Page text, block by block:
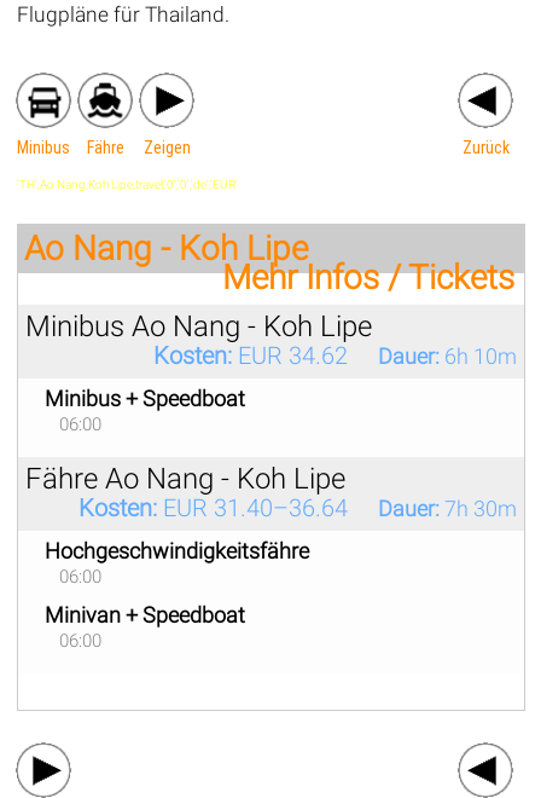
Flugpläne für Thailand.
Minibus Fähre Zeigen Zurück
'TH',Ao Nang,Koh Lipe,travel,'0','0','de','EUR'
Ao Nang - Koh Lipe
Mehr Infos / Tickets
Minibus Ao Nang - Koh Lipe
Kosten:EUR 34.62 Dauer:6h 10m
Minibus + Speedboat
06:00
Fähre Ao Nang - Koh Lipe
Kosten:EUR 31.40–36.64 Dauer:7h 30m
Hochgeschwindigkeitsfähre
06:00
Minivan + Speedboat
06:00